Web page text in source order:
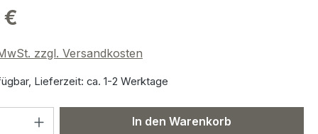
€
zzgl. Versandkosten
Lieferzeit: ca. 1-2 Werktage
Gib den gewünschten Wert
In den Warenkorb